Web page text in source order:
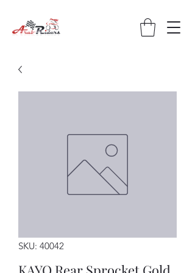
SKU: 40042